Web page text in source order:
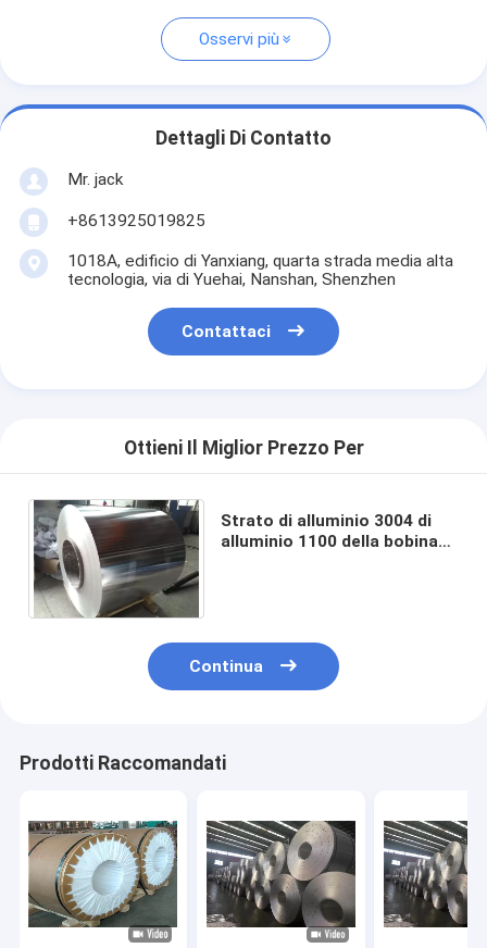
Osservi più
Dettagli Di Contatto
Mr. jack
+8613925019825
1018A, edificio di Yanxiang, quarta strada media alta
tecnologia, via di Yuehai, Nanshan, Shenzhen
Contattaci
Ottieni Il Miglior Prezzo Per
Strato di alluminio 3004 di
alluminio 1100 della bobina
Continua
Prodotti Raccomandati